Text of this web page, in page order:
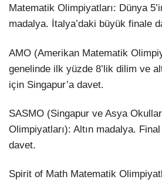
Matematik Olimpiyatları: Dünya
madalya. İtalya’daki büyük finale
AMO (Amerikan Matematik
genelinde ilk yüzde 8’lik dilim ve
için Singapur’a davet.
SASMO (Singapur ve Asya
Olimpiyatları): Altın madalya.
davet.
Spirit of Math Matematik